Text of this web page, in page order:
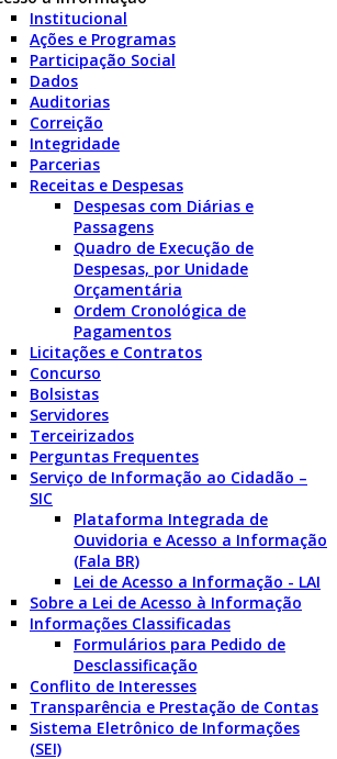
Institucional
Ações e Programas
Participação Social
Dados
Auditorias
Correição
Integridade
Parcerias
Receitas e Despesas
Despesas com Diárias e
Passagens
Quadro de Execução de
Despesas, por Unidade
Orçamentária
Ordem Cronológica de
Pagamentos
Licitações e Contratos
Concurso
Bolsistas
Servidores
Terceirizados
Perguntas Frequentes
Serviço de Informação ao Cidadão –
SIC
Plataforma Integrada de
Ouvidoria e Acesso a Informação
(Fala BR)
Lei de Acesso a Informação - LAI
Sobre a Lei de Acesso à Informação
Informações Classificadas
Formulários para Pedido de
Desclassificação
Conflito de Interesses
Transparência e Prestação de Contas
Sistema Eletrônico de Informações
(SEI)